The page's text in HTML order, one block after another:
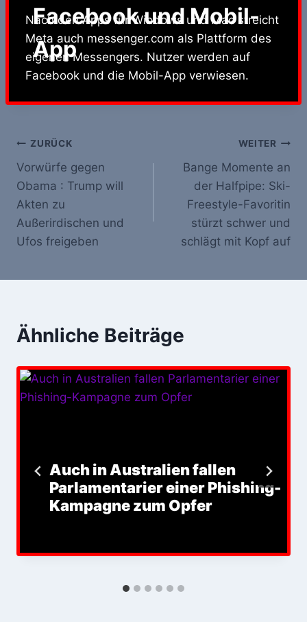
Facebook und Mobil-
App
Nach den Apps für Windows und Mac streicht
Meta auch messenger.com als Plattform des
eigenen Messengers. Nutzer werden auf
Facebook und die Mobil-App verwiesen.
Beitrags-
Navigation
ZURÜCK
Vorwürfe gegen
Obama : Trump will
Akten zu
Außerirdischen und
Ufos freigeben
WEITER
Bange Momente an
der Halfpipe: Ski-
Freestyle-Favoritin
stürzt schwer und
schlägt mit Kopf auf
Ähnliche Beiträge
Auch in Australien fallen
Parlamentarier einer Phishing-
Kampagne zum Opfer